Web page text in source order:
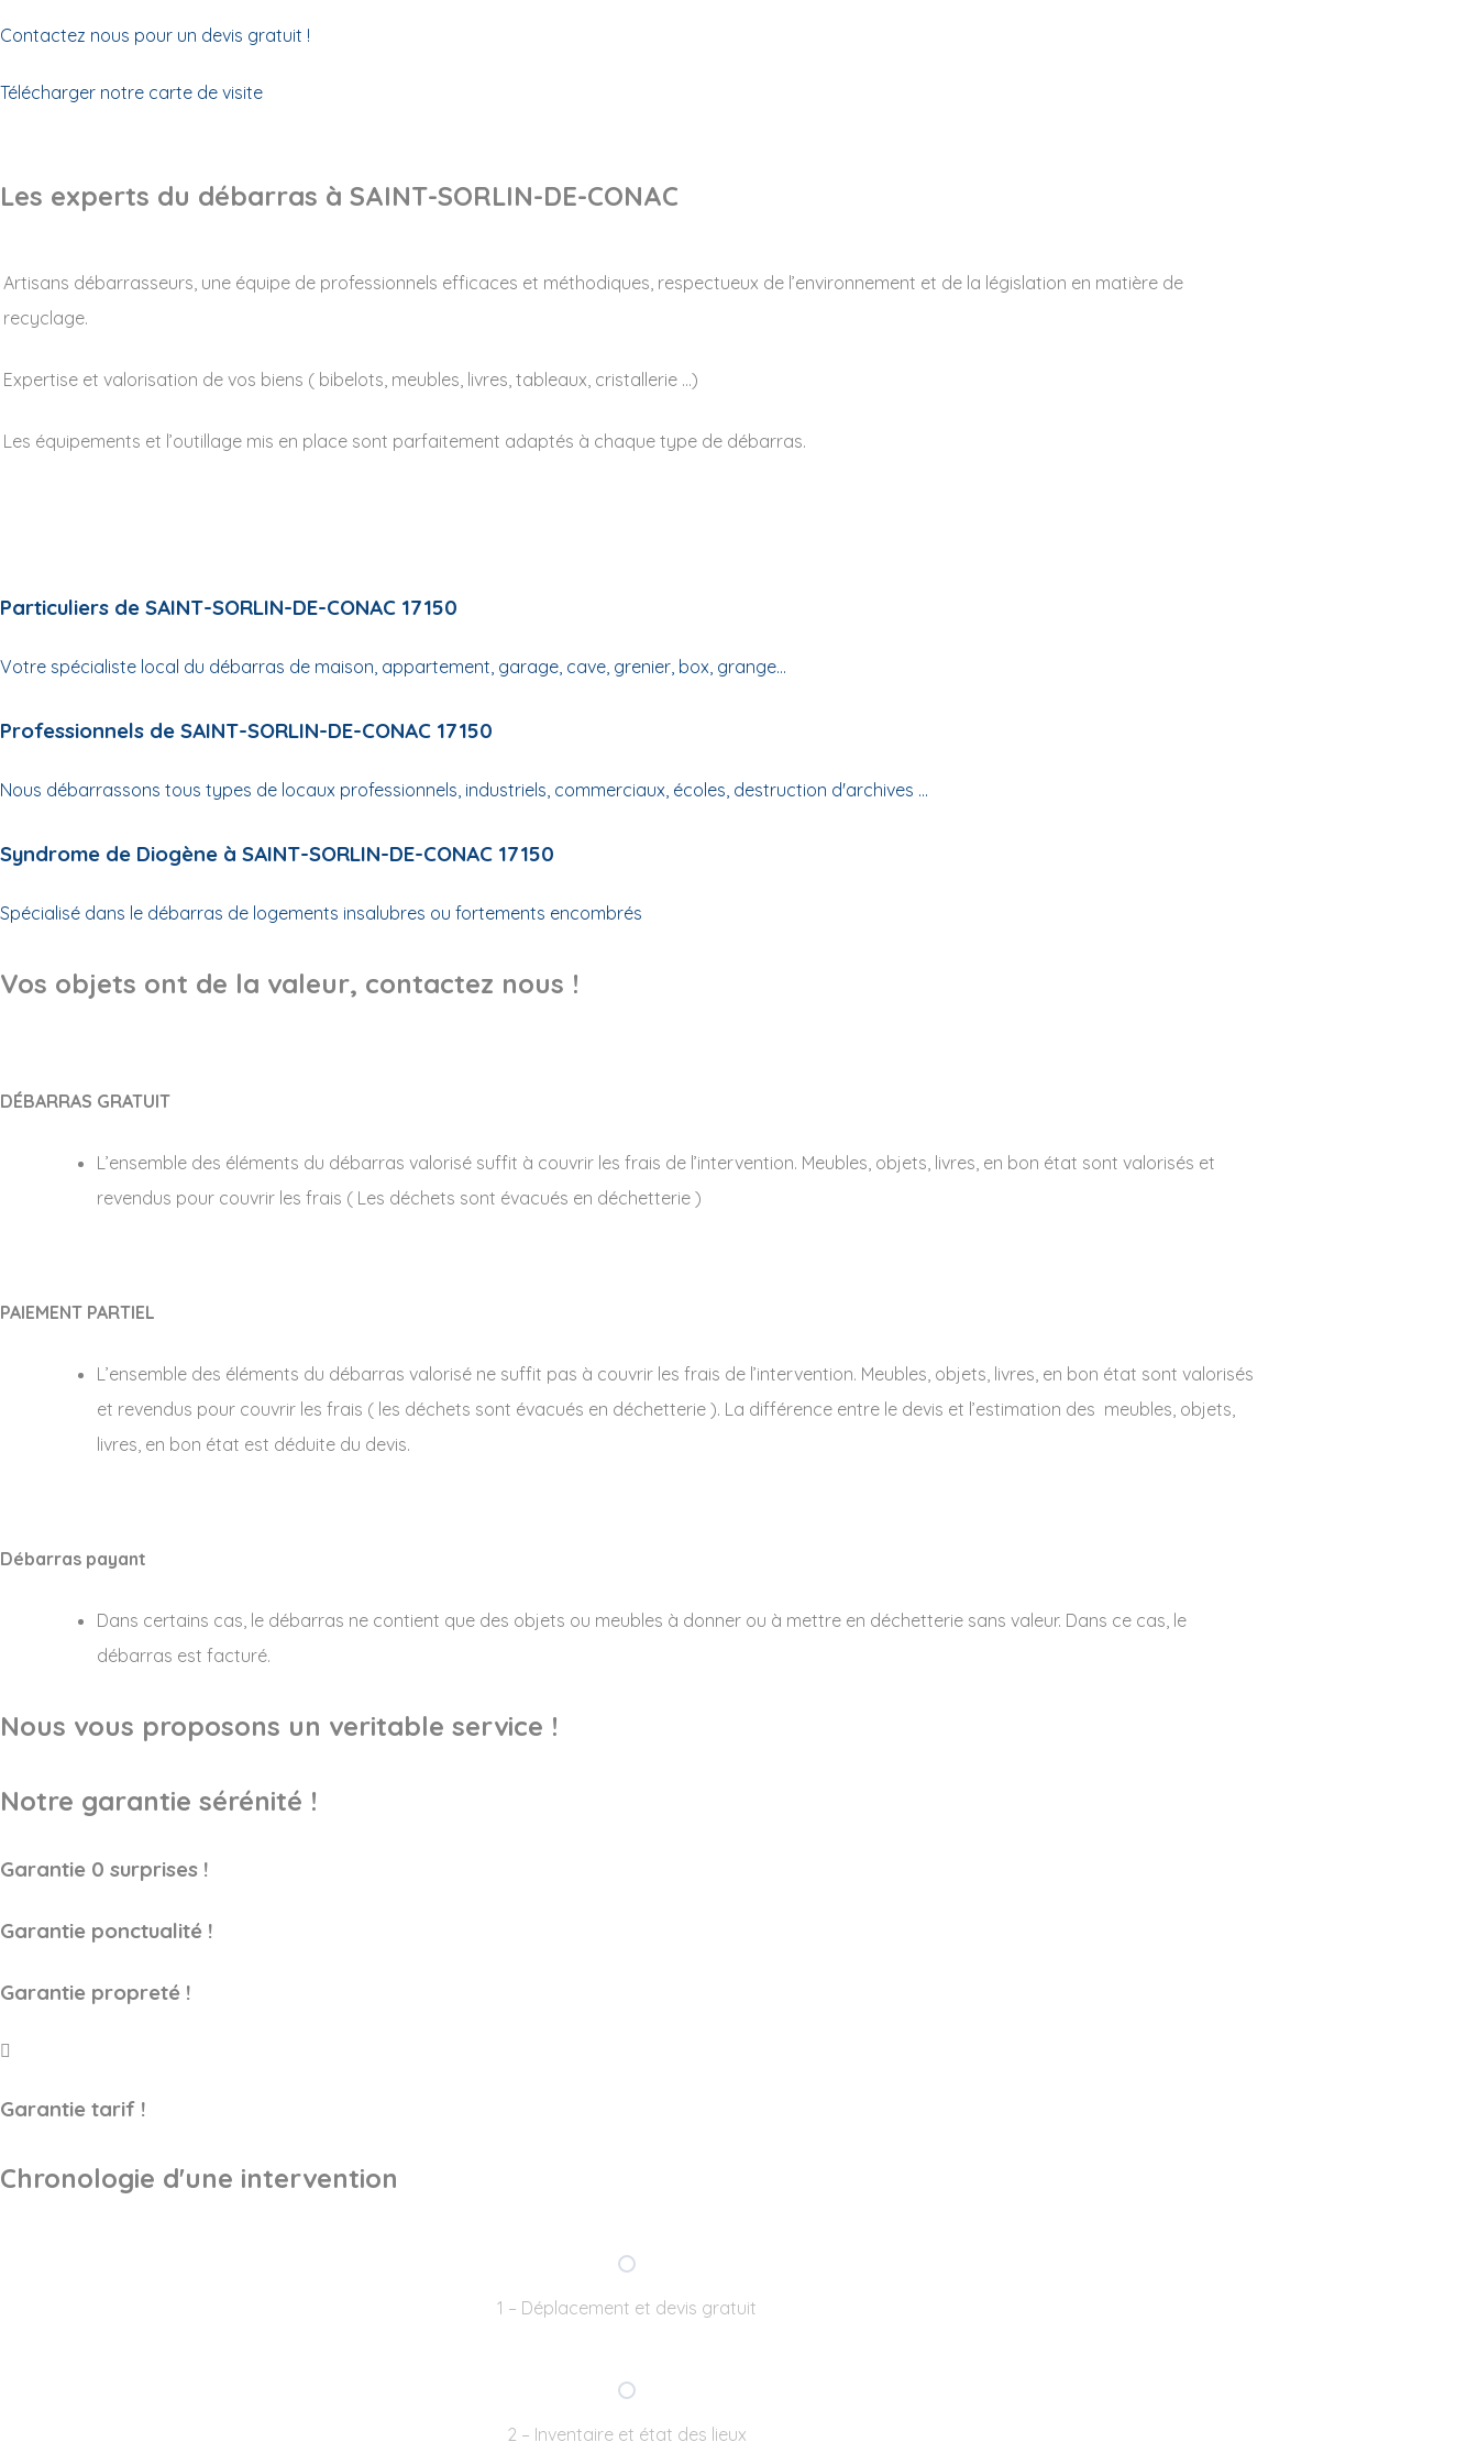
Contactez nous pour un devis gratuit !
Télécharger notre carte de visite
Les experts du débarras à SAINT-SORLIN-DE-CONAC
Artisans débarrasseurs, une équipe de professionnels efficaces et méthodiques, respectueux de l’environnement et de la législation en matière de
recyclage.
Expertise et valorisation de vos biens ( bibelots, meubles, livres, tableaux, cristallerie …)
Les équipements et l’outillage mis en place sont parfaitement adaptés à chaque type de débarras.
Particuliers de SAINT-SORLIN-DE-CONAC 17150
Votre spécialiste local du débarras de maison, appartement, garage, cave, grenier, box, grange...
Professionnels de SAINT-SORLIN-DE-CONAC 17150
Nous débarrassons tous types de locaux professionnels, industriels, commerciaux, écoles, destruction d'archives ...
Syndrome de Diogène à SAINT-SORLIN-DE-CONAC 17150
Spécialisé dans le débarras de logements insalubres ou fortements encombrés
Vos objets ont de la valeur, contactez nous !
DÉBARRAS GRATUIT
L’ensemble des éléments du débarras valorisé suffit à couvrir les frais de l’intervention. Meubles, objets, livres, en bon état sont valorisés et
revendus pour couvrir les frais ( Les déchets sont évacués en déchetterie )
PAIEMENT PARTIEL
L’ensemble des éléments du débarras valorisé ne suffit pas à couvrir les frais de l’intervention. Meubles, objets, livres, en bon état sont valorisés
et revendus pour couvrir les frais ( les déchets sont évacués en déchetterie ). La différence entre le devis et l’estimation des meubles, objets,
livres, en bon état est déduite du devis.
Débarras payant
Dans certains cas, le débarras ne contient que des objets ou meubles à donner ou à mettre en déchetterie sans valeur. Dans ce cas, le
débarras est facturé.
Nous vous proposons un veritable service !
Notre garantie sérénité !
Garantie 0 surprises !
Garantie ponctualité !
Garantie propreté !
Garantie tarif !
Chronologie d'une intervention
1 – Déplacement et devis gratuit
2 – Inventaire et état des lieux